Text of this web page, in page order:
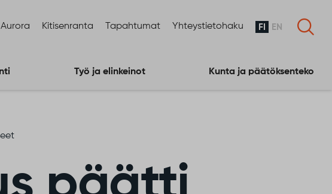
Aurora Kitisenranta Tapahtumat Yhteystietohaku FI EN
Työ ja elinkeinot Kunta ja päätöksenteko